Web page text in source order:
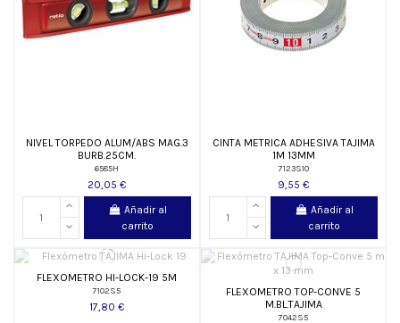
NIVEL TORPEDO ALUM/ABS MAG.3
BURB.25CM.
6585H
20,05 €
Añadir al
carrito
CINTA METRICA ADHESIVA TAJIMA
1M 13MM
7123S10
9,55 €
Añadir al
carrito
FLEXOMETRO HI-LOCK-19 5M
7102S5
17,80 €
FLEXOMETRO TOP-CONVE 5
M.BL.TAJIMA
7042S5